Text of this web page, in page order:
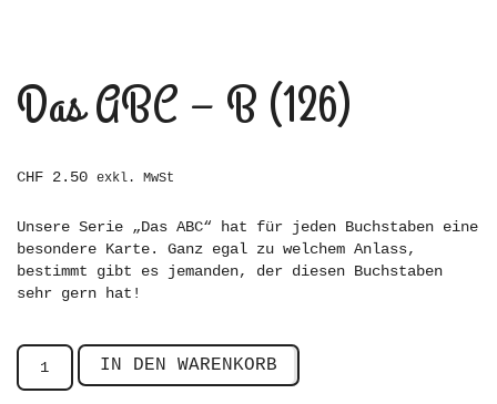
Das ABC – B (126)
CHF 2.50 exkl. MwSt
Unsere Serie „Das ABC“ hat für jeden Buchstaben eine
besondere Karte. Ganz egal zu welchem Anlass,
bestimmt gibt es jemanden, der diesen Buchstaben
sehr gern hat!
IN DEN WARENKORB